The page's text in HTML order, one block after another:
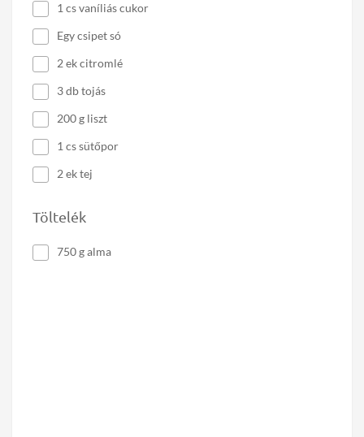
1 cs vaníliás cukor
Egy csipet só
2 ek citromlé
3 db tojás
200 g liszt
1 cs sütőpor
2 ek tej
Töltelék
750 g alma